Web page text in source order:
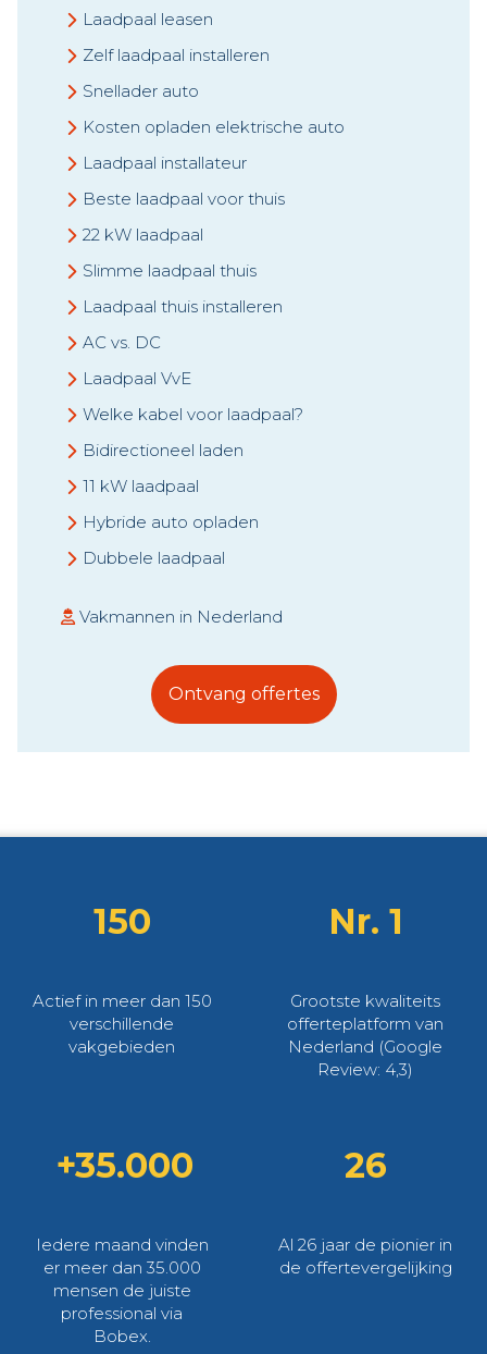
Laadpaal leasen
Zelf laadpaal installeren
Snellader auto
Kosten opladen elektrische auto
Laadpaal installateur
Beste laadpaal voor thuis
22 kW laadpaal
Slimme laadpaal thuis
Laadpaal thuis installeren
AC vs. DC
Laadpaal VvE
Welke kabel voor laadpaal?
Bidirectioneel laden
11 kW laadpaal
Hybride auto opladen
Dubbele laadpaal
Vakmannen in Nederland
Ontvang offertes
150
Actief in meer dan 150
verschillende
vakgebieden
Nr. 1
Grootste kwaliteits
offerteplatform van
Nederland (Google
Review: 4,3)
+35.000
Iedere maand vinden
er meer dan 35.000
mensen de juiste
professional via
Bobex.
26
Al 26 jaar de pionier in
de offertevergelijking